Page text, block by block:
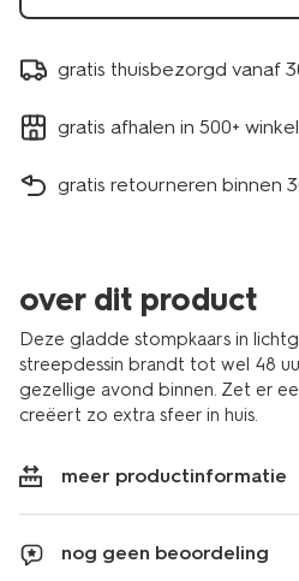
gratis thuisbezorgd vanaf
gratis afhalen in 500+
gratis retourneren binnen
over dit product
Deze gladde stompkaars in
streepdessin brandt tot wel 48
gezellige avond binnen. Zet er
creëert zo extra sfeer in huis.
meer productinformatie
nog geen beoordeling